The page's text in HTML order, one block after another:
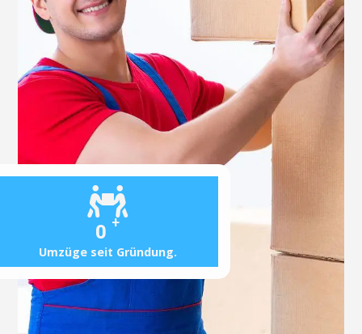
0 +
Umzüge seit Gründung.